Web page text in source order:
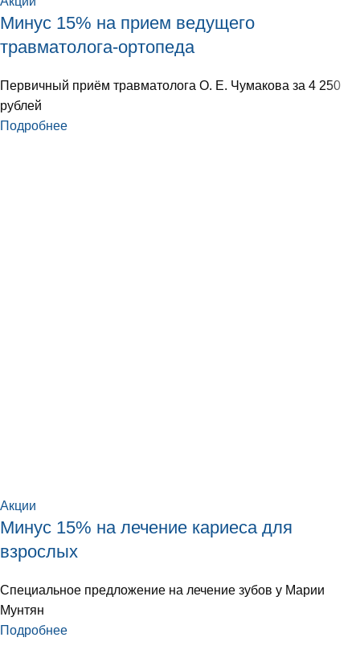
Минус 15% на прием ведущего
травматолога-ортопеда
Первичный приём травматолога О. Е. Чумакова за 4 250
рублей
Подробнее
Акции
Минус 15% на лечение кариеса для
взрослых
Специальное предложение на лечение зубов у Марии
Мунтян
Подробнее